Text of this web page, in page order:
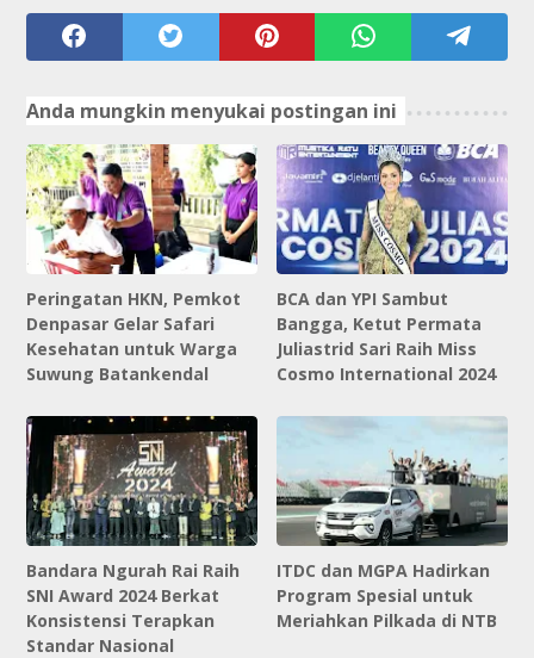
i
o
l
h
C
o
p
t
Anda mungkin menyukai postingan ini
Peringatan HKN, Pemkot
Denpasar Gelar Safari
Kesehatan untuk Warga
Suwung Batankendal
BCA dan YPI Sambut
Bangga, Ketut Permata
Juliastrid Sari Raih Miss
Cosmo International 2024
Bandara Ngurah Rai Raih
SNI Award 2024 Berkat
Konsistensi Terapkan
Standar Nasional
ITDC dan MGPA Hadirkan
Program Spesial untuk
Meriahkan Pilkada di NTB